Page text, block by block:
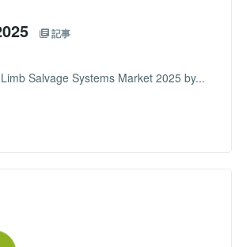
記事
Salvage Systems Market 2025 by...